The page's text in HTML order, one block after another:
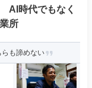
AI時代でもなく
所
らも諦めない